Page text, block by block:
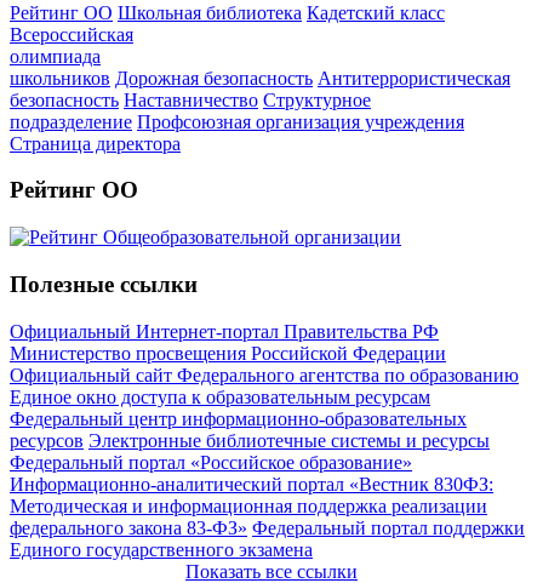
Рейтинг ОО Школьная библиотека Кадетский класс
Всероссийская
олимпиада
школьников Дорожная безопасность Антитеррористическая
безопасность Наставничество Структурное
подразделение Профсоюзная организация учреждения
Страница директора
Рейтинг ОО
Полезные ссылки
Официальный Интернет-портал Правительства РФ
Министерство просвещения Российской Федерации
Официальный сайт Федерального агентства по образованию
Единое окно доступа к образовательным ресурсам
Федеральный центр информационно-образовательных
ресурсов Электронные библиотечные системы и ресурсы
Федеральный портал «Российское образование»
Информационно-аналитический портал «Вестник 830ФЗ:
Методическая и информационная поддержка реализации
федерального закона 83-ФЗ» Федеральный портал поддержки
Единого государственного экзамена
Показать все ссылки